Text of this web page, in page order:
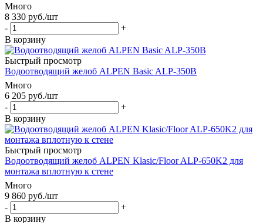
Много
8 330 руб./шт
-
+
В корзину
Быстрый просмотр
Водоотводящий желоб ALPEN Basic ALP-350B
Много
6 205 руб./шт
-
+
В корзину
Быстрый просмотр
Водоотводящий желоб ALPEN Klasic/Floor ALP-650K2 для
монтажа вплотную к стене
Много
9 860 руб./шт
-
+
В корзину